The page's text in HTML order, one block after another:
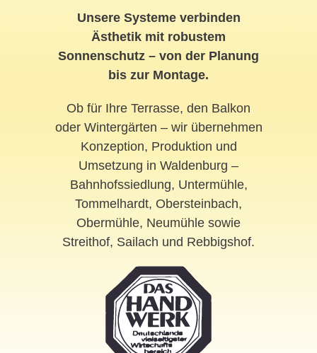
Unsere Systeme verbinden
Ästhetik mit robustem
Sonnenschutz – von der Planung
bis zur Montage.
Ob für Ihre Terrasse, den Balkon
oder Wintergärten – wir übernehmen
Konzeption, Produktion und
Umsetzung in Waldenburg –
Bahnhofssiedlung, Untermühle,
Tommelhardt, Obersteinbach,
Obermühle, Neumühle sowie
Streithof, Sailach und Rebbigshof.